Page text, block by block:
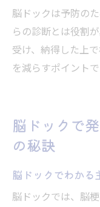
脳ドックは予防の
らの診断とは役割
受け、納得した上
を減らすポイントで
脳ドックで
の秘訣
脳ドックでわかる
脳ドックでは、脳